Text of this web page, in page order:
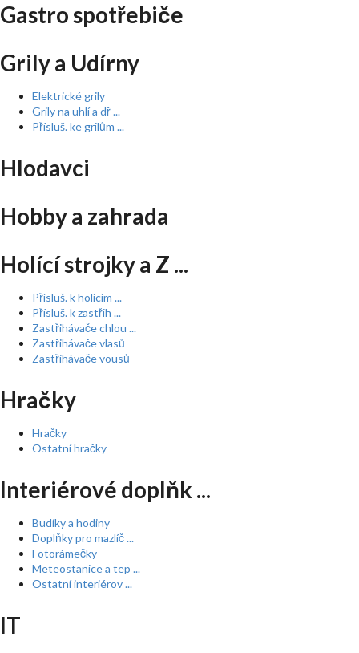
Gastro spotřebiče
Grily a Udírny
Elektrické grily
Grily na uhlí a dř ...
Přísluš. ke grilům ...
Hlodavci
Hobby a zahrada
Holící strojky a Z ...
Přísluš. k holícím ...
Přísluš. k zastřih ...
Zastřihávače chlou ...
Zastřihávače vlasů
Zastřihávače vousů
Hračky
Hračky
Ostatní hračky
Interiérové doplňk ...
Budíky a hodiny
Doplňky pro mazlíč ...
Fotorámečky
Meteostanice a tep ...
Ostatní interiérov ...
IT